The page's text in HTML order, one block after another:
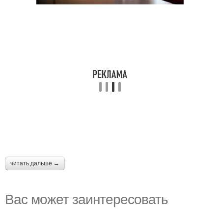
читать дальше →
Вас может заинтересовать